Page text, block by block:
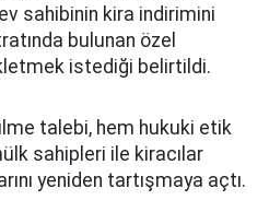
sahibinin kira indirimini
bulunan özel
istediği belirtildi.
talebi, hem hukuki etik
sahipleri ile kiracılar
yeniden tartışmaya açtı.